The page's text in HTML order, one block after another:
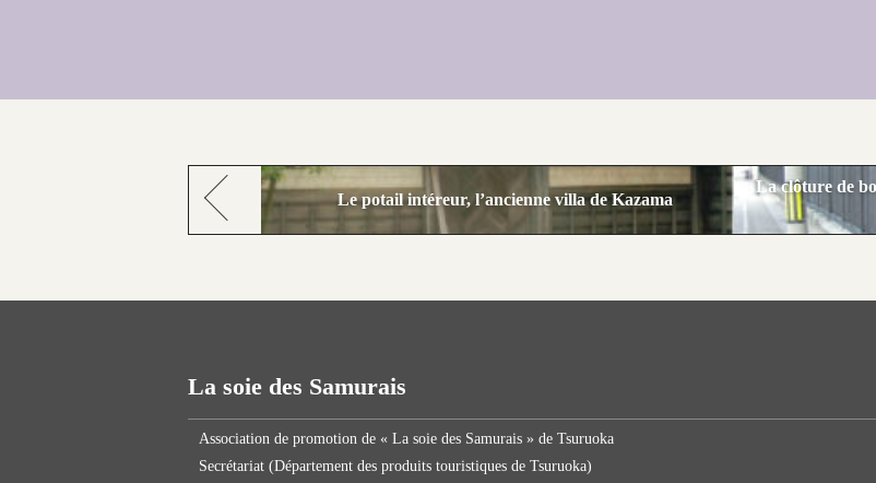
Le potail intéreur, l’ancienne villa de Kazama
La clôture de
La soie des Samurais
Association de promotion de « La soie des Samurais » de Tsuruoka
Secrétariat (Département des produits touristiques de Tsuruoka)